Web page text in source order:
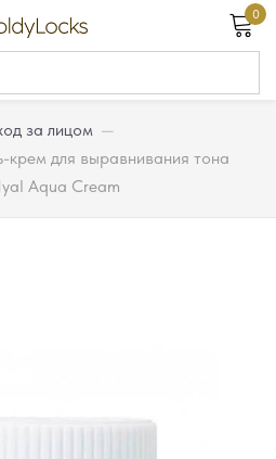
0
за лицом —
крем для выравнивания тона
Aqua Cream
Вход